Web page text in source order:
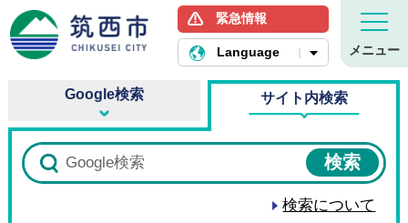
筑西市ホームページ
緊急情報
Language メニュー
Google検索 サイト内検索
検索について